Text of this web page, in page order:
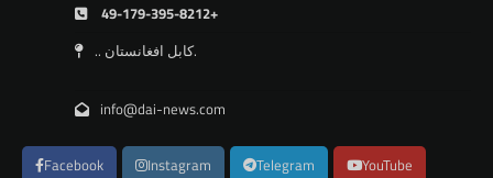
49-179-395-8212+
.. کابل افغانستان.
info@dai-news.com
Facebook Instagram Telegram YouTube